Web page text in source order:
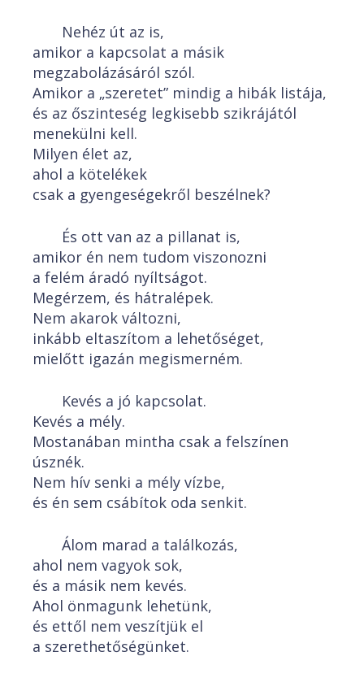
Nehéz út az is,
amikor a kapcsolat a másik
megzabolázásáról szól.
Amikor a „szeretet” mindig a hibák listája,
és az őszinteség legkisebb szikrájától
menekülni kell.
Milyen élet az,
ahol a kötelékek
csak a gyengeségekről beszélnek?
És ott van az a pillanat is,
amikor én nem tudom viszonozni
a felém áradó nyíltságot.
Megérzem, és hátralépek.
Nem akarok változni,
inkább eltaszítom a lehetőséget,
mielőtt igazán megismerném.
Kevés a jó kapcsolat.
Kevés a mély.
Mostanában mintha csak a felszínen
úsznék.
Nem hív senki a mély vízbe,
és én sem csábítok oda senkit.
Álom marad a találkozás,
ahol nem vagyok sok,
és a másik nem kevés.
Ahol önmagunk lehetünk,
és ettől nem veszítjük el
a szerethetőségünket.